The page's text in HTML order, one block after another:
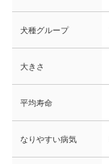
犬種グループ
大きさ
平均寿命
なりやすい病気